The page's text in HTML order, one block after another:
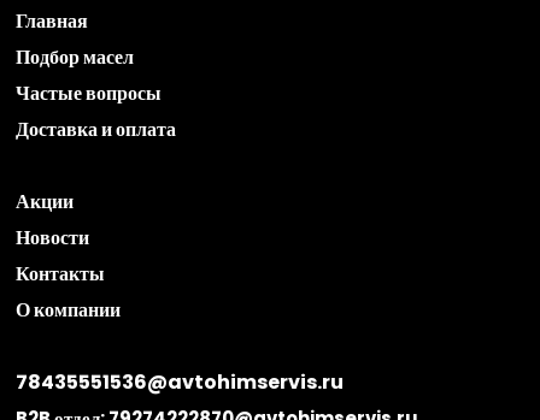
Главная
Подбор масел
Частые вопросы
Доставка и оплата
Акции
Новости
Контакты
О компании
78435551536@avtohimservis.ru